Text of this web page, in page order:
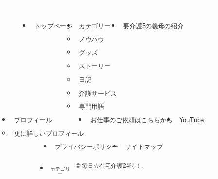
トップページ
カテゴリー
ノウハウ
グッズ
ストーリー
日記
介護サービス
専門用語
要介護5の義母の紹介
プロフィール
更に詳しいプロフィール
お仕事のご依頼はこちらから YouTube
プライバシーポリシー サイトマップ
©毎日☆在宅介護24時！.
カテゴリ
ー